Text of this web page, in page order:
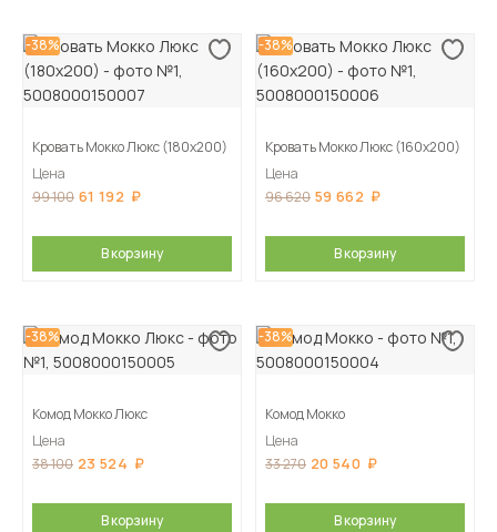
-38%
Кровать Мокко Люкс (180х200)
Цена
99 100 61 192
В корзину
-38%
Кровать Мокко Люкс (160х200)
Цена
96 620 59 662
В корзину
-38%
Комод Мокко Люкс
Цена
38 100 23 524
В корзину
-38%
Комод Мокко
Цена
33 270 20 540
В корзину